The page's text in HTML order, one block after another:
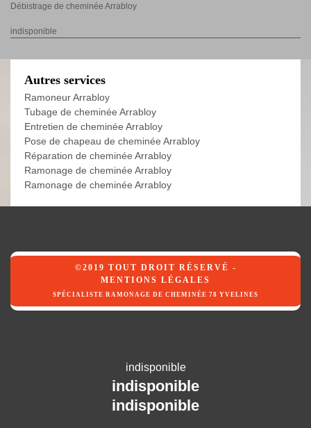
Débistrage de cheminée Arrabloy
indisponible
Autres services
Ramoneur Arrabloy
Tubage de cheminée Arrabloy
Entretien de cheminée Arrabloy
Pose de chapeau de cheminée Arrabloy
Réparation de cheminée Arrabloy
Ramonage de cheminée Arrabloy
Ramonage de cheminée Arrabloy
©2019 TOUT DROIT RÉSERVÉ -
MENTIONS LÉGALES
SPÉCIALISTE RAMONAGE DE CHEMINÉE 78 YVELINES
indisponible
indisponible
indisponible